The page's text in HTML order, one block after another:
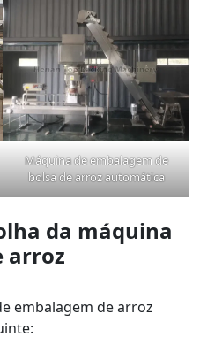
Máquina de embalagem de
bolsa de arroz automática
da máquina
arroz
embalagem de arroz